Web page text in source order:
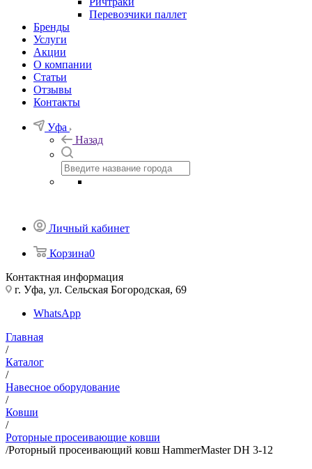
Перевозчики паллет
Бренды
Услуги
Акции
О компании
Статьи
Отзывы
Контакты
Уфа
Назад
Личный кабинет
Корзина0
Контактная информация
г. Уфа, ул. Сельская Богородская, 69
WhatsApp
Главная
/
Каталог
/
Навесное оборудование
/
Ковши
/
Роторные просеивающие ковши
/Роторный просеивающий ковш HammerMaster DH 3-12